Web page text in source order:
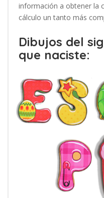
información a obtener la
cálculo un tanto más
Dibujos del
que naciste: